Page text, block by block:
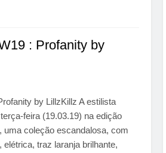
: Profanity by
by LillzKillz A estilista
feira (19.03.19) na edição
uma coleção escandalosa, com
traz laranja brilhante,